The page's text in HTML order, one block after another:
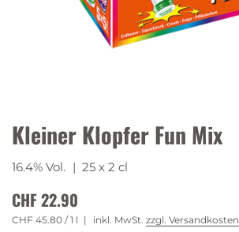
Kleiner Klopfer Fun Mix
16.4% Vol. | 25 x 2 cl
CHF 22.90
CHF 45.80 / 1 l inkl. MwSt. zzgl. Versandkosten